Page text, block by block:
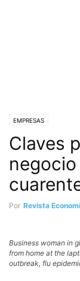
EMPRESAS
Claves
Por Revista
Business woman in
from home at the
outbreak, flu